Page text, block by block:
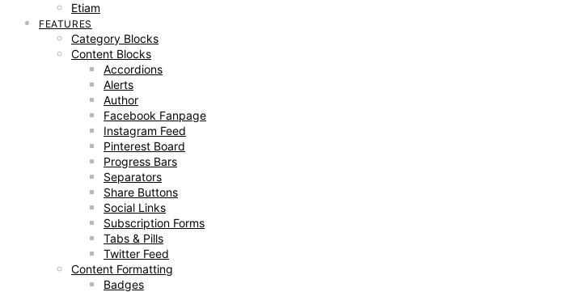
Etiam
FEATURES
Category Blocks
Content Blocks
Accordions
Alerts
Author
Facebook Fanpage
Instagram Feed
Pinterest Board
Progress Bars
Separators
Share Buttons
Social Links
Subscription Forms
Tabs & Pills
Twitter Feed
Content Formatting
Badges